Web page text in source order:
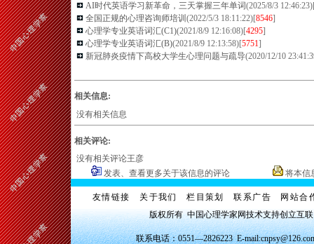
AI时代英语学习新革命，三天掌握三年单词(2025/8/3
全国正规的心理咨询师培训 (2022/5/3 18:11:22)[8546]
心理学专业英语词汇(C1)(2021/8/9 12:16:08)[4295]
心理学专业英语词汇(B)(2021/8/9 12:13:58)[5751]
新冠肺炎疫情下高校大学生心理问题与疏导(2020/12/10
相关信息:
没有相关信息
相关评论:
没有相关评论王彦
发表、查看更多关于该信息的评论
将本信
友情链接 关于我们 栏目策划 联系广告
网站合
版权所有 中国心理学家网技术支持创立互
联系电话：0551—2826223 E-